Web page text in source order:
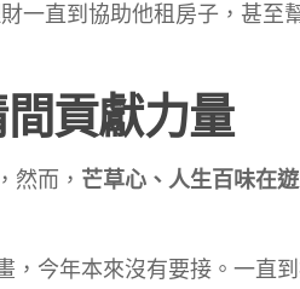
一直到協助他租房子，甚至
貢獻力量
然而， 芒草心、人生百味在
，今年本來沒有要接。一直